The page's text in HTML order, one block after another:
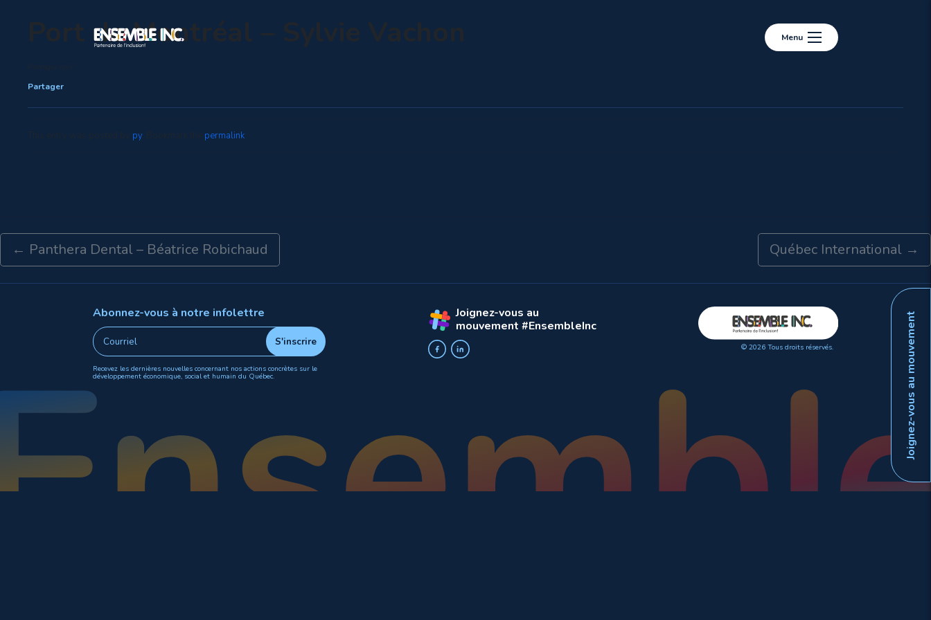
Joignez-vous au mouvement
Menu
Port de Montréal – Sylvie Vachon
Partager
py. Bookmark the permalink
← Panthera Dental – Béatrice Robichaud Québec International →
Abonnez-vous à notre infolettre
Recevez les dernières nouvelles concernant nos actions concrètes sur le
développement économique, social et humain du Québec.
Joignez-vous au
mouvement #EnsembleInc
© 2026 Tous droits réservés.